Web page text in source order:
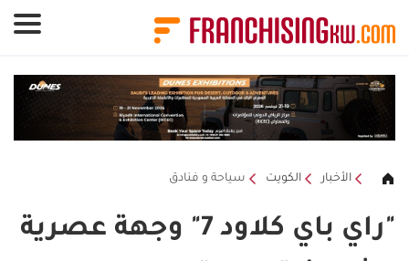
الأخبار الكويت سياحة و فنادق
"راي باي كلاود 7" وجهة عصرية
لوحة إدارة ملفات تعريف الارتباط